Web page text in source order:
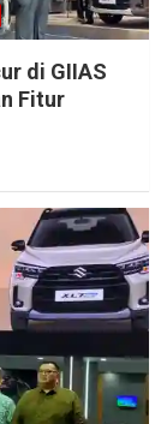
di GIIAS
Fitur